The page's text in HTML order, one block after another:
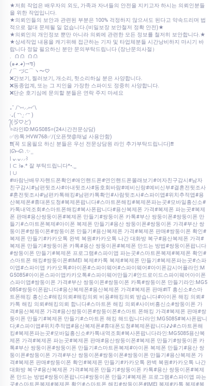
★저희 작업은 배우자의 외도, 가족과 자녀들의 안전을 지키고자 하시는 의뢰인분들
을 위한 작업입니다.
★의뢰인들의 보안과 관련된 부분은 100% 걱정하지 않으셔도 된다고 약속드리며 법
적으로 절대 문제될 일 없습니다.(비밀보장 보안철저 정확 안전)★
★의뢰인의 개인정보 뿐만 아니라 의뢰에 관련한 모든 정보를 철저히 보안합니다.★
★상세작업 내용을 캐기위해 접근하는 기자 및 타업체분들 시간낭비하지 마시기 바
랍니다 정말 필요하신 분만 문의부탁드립니다 (장난문의사절）
.⠀ᕬ ᕬ⠀ᕬ ᕬ
‎(๑◕.◕)⤙ᖛ)
‎/⌒ づ⊂⌒ヽ〜♡
❌간보기, 찔러보기, 개소리, 헛소리하실 분은 사양합니다.
❌동종업계, 또는 그 지인을 가장한 스파이도 정중히 사양합니다.
❌단순 호기심에 문의할 분들은 연락 주지 마세요
₊˚ /ᐠ⑅⸝⸝⑅ᐟ\
‎‧₊( ˶◝ ·̫ ◜˶ )
‎᭄(ゔ♡ど)
⭐라인ID:MG5085⭐(24시간전문상담)
✅㉸톡:HVW768✅/(오픈챗@채널 사용안함)
❗❗(꼭 도움필요 하신 분들은 우선 전문상담원 라인 추가부탁드립니다)❗❗
|ᘏ⑅ᘏ .✨⸒⸒
| ᴗ͈.ᴗ͈⸝⸝꒱
| ⊂ ꒱๑.* 잘 부탁드립니다*•.¸¸
| ∪
#바람난배우자핸드폰확인#애인핸드폰#연인핸드폰몰래보기#여자친구감시#남자
친구감시#남편뒷조사#아내뒷조사#동호회바람#예비신랑#예비신부#결혼전뒷조사
#혼전뒷조사#남편카톡해킹#남편카톡확인#사람뒷조사#스파이앱#위치추적앱#용
산복제폰#휴대폰도청#복제폰팝니다#스마트폰해킹#복제폰파는곳#모바일흥신소#
카톡내역조회#스마트폰해킹#복사폰팝니다#용산복제폰 가격#복제폰 파는곳#복제
폰 판매#용산쌍둥이폰#복제폰 만들기#쌍둥이폰 카톡#부산 쌍둥이폰#쌍둥이폰 만
들기#스마트폰복제#아이폰 복제폰 만들기#용산 쌍둥이폰#쌍둥이폰 가격#부산 쌍
둥이폰#쌍둥이폰#쌍둥이폰 만들기#용산복제폰 가격#복제폰 판매#쌍둥이폰 확인#
복제폰 만들기#카카오톡 완벽 복원#카카오톡 나간 대화방 복구#용산복제폰 가격#
복제폰 만들기#쌍둥이폰 카톡#용산 쌍둥이폰#복제폰 만드는 방법#쌍둥이폰팝니다
#쌍둥이폰 만들기#복제폰 프로그램#스파이앱 파는곳#스마트폰복제#복제폰 확인#
스마트폰 해킹#쌍둥이폰#IMEI 복제#카톡 복제#복제폰 만들기#복제폰파는곳#스파
이앱#스파이앱 카카오톡#아이폰#스파이웨어#스파이웨어#아이폰감시어플라인:M
G5085#아이폰스파이앱카카오톡#스파이웨어만들기#안드로이드스파이웨어아이폰
스파이앱#쌍둥이폰 가격#부산 쌍둥이폰#쌍둥이폰 카톡#쌍둥이폰 만들기라인:MG5
085#쌍둥이폰팝니다#용산복제폰#용산복제폰 가격#복제폰 판매#IT 흥신소#스마
트폰해킹 흥신소#해킹의뢰#해킹의뢰 비용#해킹의뢰 받습니다#아이폰 해킹 의뢰#
카톡 해킹 의뢰#해킹의뢰 합니다#스마트폰 해킹 의뢰#사이버흥신소#쌍둥이폰 가
격#용산복제폰 가격#용산쌍둥이폰#쌍둥이폰#스마트 폰해킹 가격#복제폰 판매#쌍
둥이폰 만들기#복제폰 만들기#스마트폰 해킹 해드립니다라인:MG5085#복사폰팝니
다;#스파이앱#위치추적앱#용산복제폰#휴대폰도청#복제폰팝니다♪♪#스마트폰해
킹#복제폰파는곳#모바일흥신소#카톡내역조회#복사폰팝니다라인:MG5085용산복
제폰 가격#복제폰 파는곳#복제폰 판매#용산쌍둥이폰#복제폰 만들기#쌍둥이폰 카
톡#부산 쌍둥이폰#쌍둥이폰 만들기#스마트폰복제#아이폰 복제폰 만들기#용산 쌍
둥이폰#쌍둥이폰 가격#부산 쌍둥이폰#쌍둥이폰#쌍둥이폰 만들기#용산복제폰 가
격#복제폰 판매#쌍둥이폰 확인#복제폰 만들기#카카오톡 완벽 복원#카카오톡 나간
대화방 복구#용산복제폰 가격#복제폰 만들기#쌍둥이폰 카톡#용산 쌍둥이폰#복제
폰 만드는 방법#쌍둥이폰팝니다#쌍둥이폰 만들기#복제폰 프로그램#스파이앱 파는
곳#스마트폰복제#복제폰 확인#스마트폰 해킹#쌍둥이폰#IMEI 복제#카톡 복제#복